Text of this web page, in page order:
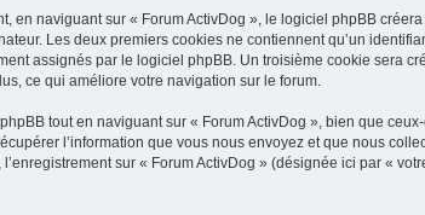
en naviguant sur « Forum ActivDog », le logiciel phpBB
Les deux premiers cookies ne contiennent qu’un
assignés par le logiciel phpBB. Un troisième cookie sera
ce qui améliore votre navigation sur le forum.
tout en naviguant sur « Forum ActivDog », bien que
l’information que vous nous envoyez et que nous
sur « Forum ActivDog » (désignée ici par «